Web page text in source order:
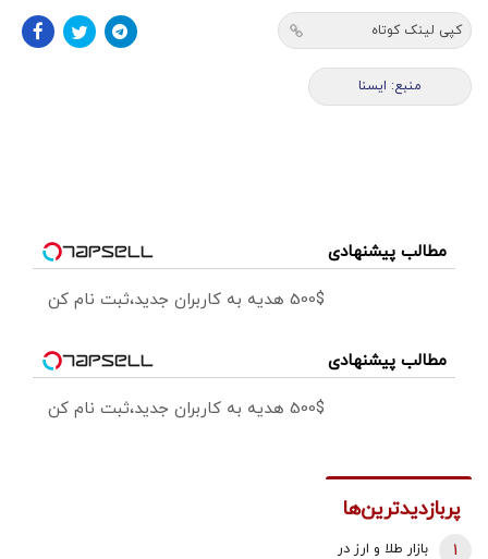
کپی لینک کوتاه
منبع: ايسنا
مطالب پیشنهادی
500$ هدیه به کاربران جدید،ثبت نام کن
مطالب پیشنهادی
500$ هدیه به کاربران جدید،ثبت نام کن
پربازدیدترین‌ها
بازار طلا و ارز در 1